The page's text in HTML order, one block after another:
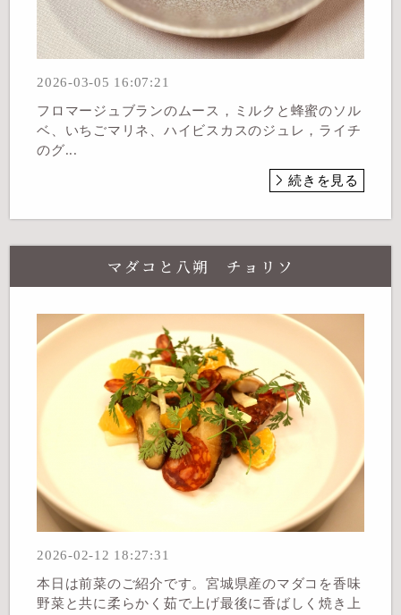
2026-03-05 16:07:21
フロマージュブランのムース，ミルクと蜂蜜のソル
ベ、いちごマリネ、ハイビスカスのジュレ，ライチ
のグ...
続きを見る
マダコと八朔 チョリソ
2026-02-12 18:27:31
本日は前菜のご紹介です。宮城県産のマダコを香味
野菜と共に柔らかく茹で上げ最後に香ばしく焼き上